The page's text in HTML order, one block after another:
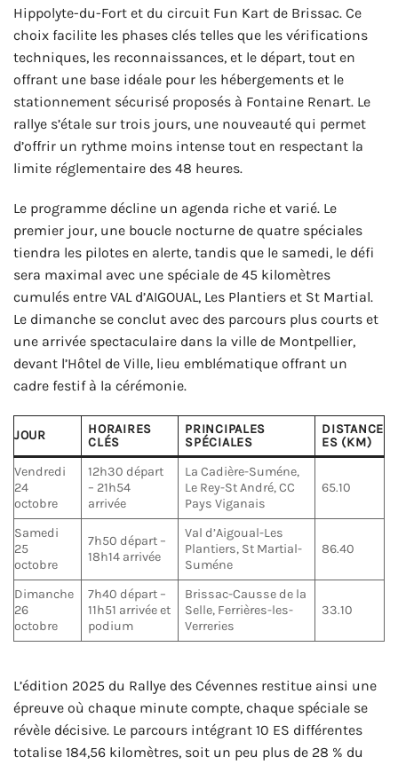
Hippolyte-du-Fort et du circuit Fun Kart de Brissac. Ce
choix facilite les phases clés telles que les vérifications
techniques, les reconnaissances, et le départ, tout en
offrant une base idéale pour les hébergements et le
stationnement sécurisé proposés à Fontaine Renart. Le
rallye s’étale sur trois jours, une nouveauté qui permet
d’offrir un rythme moins intense tout en respectant la
limite réglementaire des 48 heures.
Le programme décline un agenda riche et varié. Le
premier jour, une boucle nocturne de quatre spéciales
tiendra les pilotes en alerte, tandis que le samedi, le défi
sera maximal avec une spéciale de 45 kilomètres
cumulés entre VAL d’AIGOUAL, Les Plantiers et St Martial.
Le dimanche se conclut avec des parcours plus courts et
une arrivée spectaculaire dans la ville de Montpellier,
devant l’Hôtel de Ville, lieu emblématique offrant un
cadre festif à la cérémonie.
JOUR
HORAIRES
CLÉS
PRINCIPALES
SPÉCIALES
DISTANCE
ES (KM)
Vendredi
24
octobre
12h30 départ
– 21h54
arrivée
La Cadière-Suméne,
Le Rey-St André, CC
Pays Viganais
65.10
Samedi
25
octobre
7h50 départ –
18h14 arrivée
Val d’Aigoual-Les
Plantiers, St Martial-
Suméne
86.40
Dimanche
26
octobre
7h40 départ –
11h51 arrivée et
podium
Brissac-Causse de la
Selle, Ferrières-les-
Verreries
33.10
L’édition 2025 du Rallye des Cévennes restitue ainsi une
épreuve où chaque minute compte, chaque spéciale se
révèle décisive. Le parcours intégrant 10 ES différentes
totalise 184,56 kilomètres, soit un peu plus de 28 % du